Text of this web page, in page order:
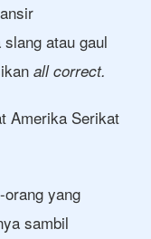
atau gaul
all correct.
Amerika Serikat
yang
sambil